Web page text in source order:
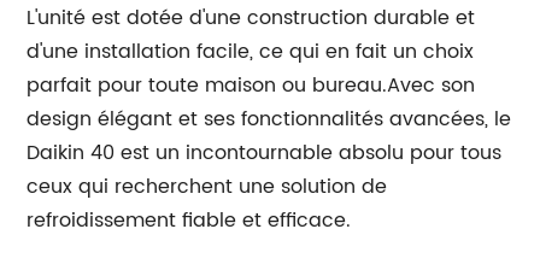
L'unité est dotée d'une construction durable et
d'une installation facile, ce qui en fait un choix
parfait pour toute maison ou bureau.Avec son
design élégant et ses fonctionnalités avancées, le
Daikin 40 est un incontournable absolu pour tous
ceux qui recherchent une solution de
refroidissement fiable et efficace.